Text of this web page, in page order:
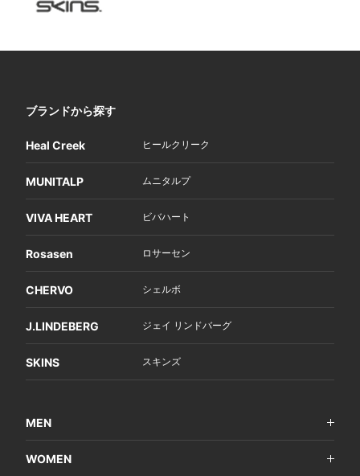
ブランドから探す
Heal Creek ヒールクリーク
MUNITALP ムニタルプ
VIVA HEART ビバハート
Rosasen ロサーセン
CHERVO シェルボ
J.LINDEBERG ジェイ リンドバーグ
SKINS スキンズ
MEN
WOMEN